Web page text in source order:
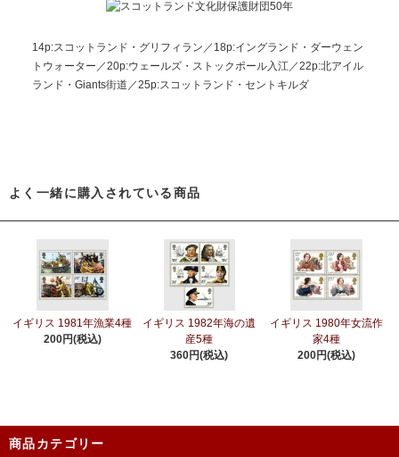
14p:スコットランド・グリフィラン／18p:イングランド・ダーウェン
トウォーター／20p:ウェールズ・ストックポール入江／22p:北アイル
ランド・Giants街道／25p:スコットランド・セントキルダ
よく一緒に購入されている商品
イギリス 1981年漁業4種
200円(税込)
イギリス 1982年海の遺
産5種
360円(税込)
イギリス 1980年女流作
家4種
200円(税込)
商品カテゴリー